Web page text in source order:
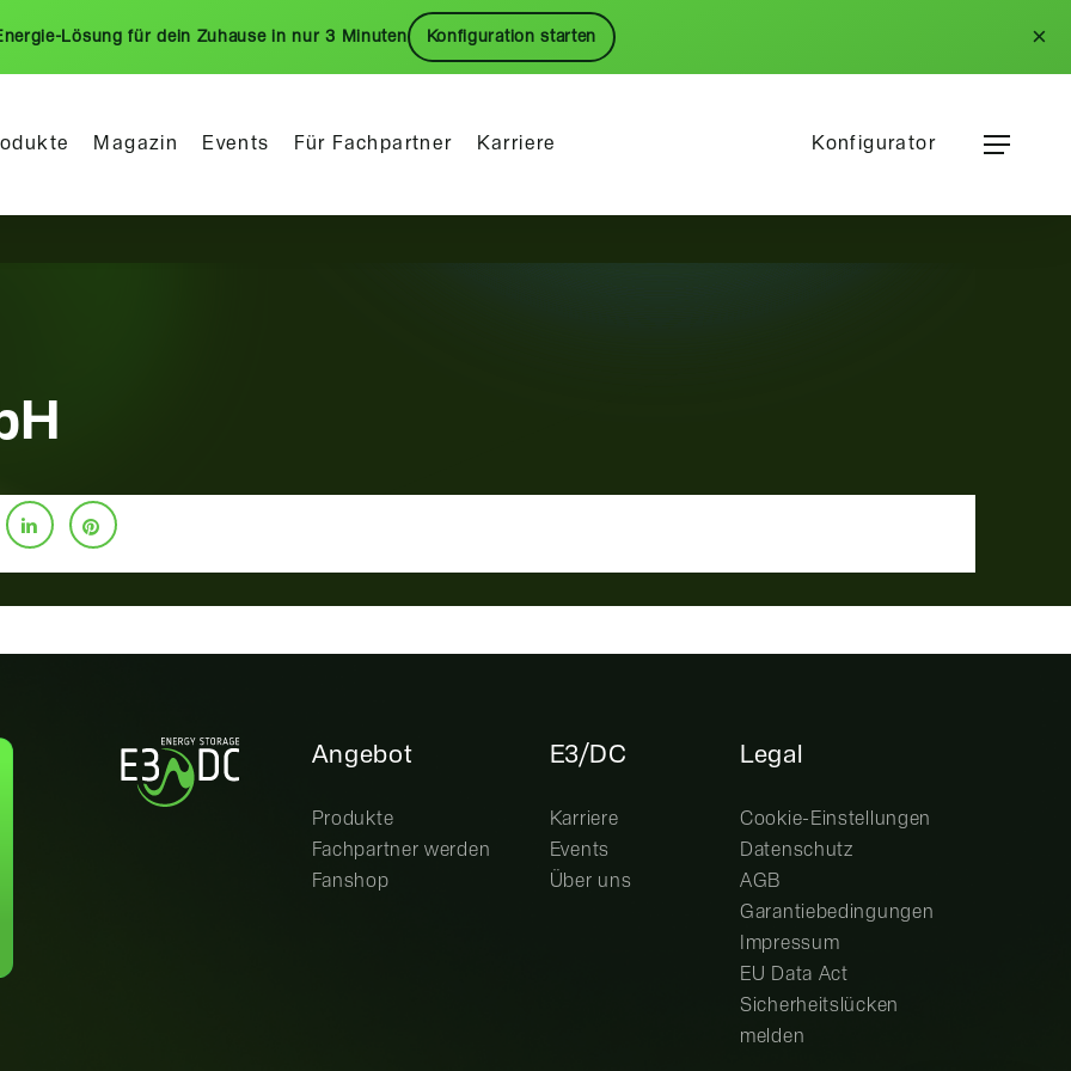
Lösung für dein Zuhause in nur 3 Minuten Konfiguration starten ×
Magazin Events Für Fachpartner Karriere Konfigurator Menu
Angebot
Produkte
Fachpartner werden
Fanshop
E3/DC
Karriere
Events
Über uns
Legal
Cookie-Einstellungen
Datenschutz
AGB
Garantiebedingungen
Impressum
EU Data Act
Sicherheitslücken
melden